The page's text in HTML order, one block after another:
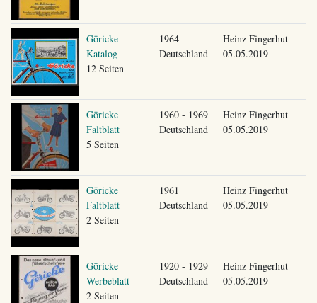
Göricke
Katalog
12 Seiten
1964
Deutschland
Heinz Fingerhut
05.05.2019
Göricke
Faltblatt
5 Seiten
1960 - 1969
Deutschland
Heinz Fingerhut
05.05.2019
Göricke
Faltblatt
2 Seiten
1961
Deutschland
Heinz Fingerhut
05.05.2019
Göricke
Werbeblatt
2 Seiten
1920 - 1929
Deutschland
Heinz Fingerhut
05.05.2019